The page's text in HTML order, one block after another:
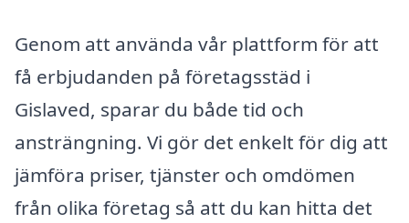
Genom att använda vår plattform för att
få erbjudanden på företagsstäd i
Gislaved, sparar du både tid och
ansträngning. Vi gör det enkelt för dig att
jämföra priser, tjänster och omdömen
från olika företag så att du kan hitta det